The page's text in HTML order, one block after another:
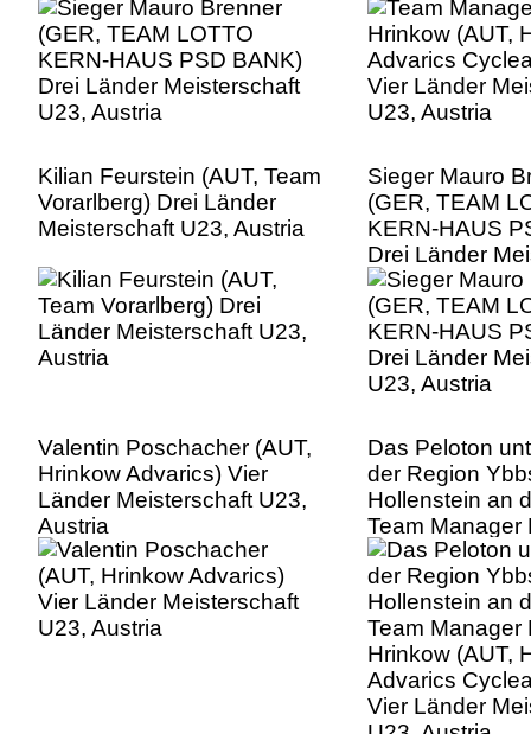
U23, Austria
U23, Austria
Kilian Feurstein (AUT, Team
Vorarlberg) Drei Länder
Meisterschaft U23, Austria
Sieger Mauro
(GER, TEAM
KERN-HAUS
Drei Länder
U23, Austria
Valentin Poschacher (AUT,
Hrinkow Advarics) Vier
Länder Meisterschaft U23,
Austria
Das Peloton
der Region
Hollenstein an
Team Manager
Hrinkow (AUT,
Advarics
Vier Länder
U23, Austria